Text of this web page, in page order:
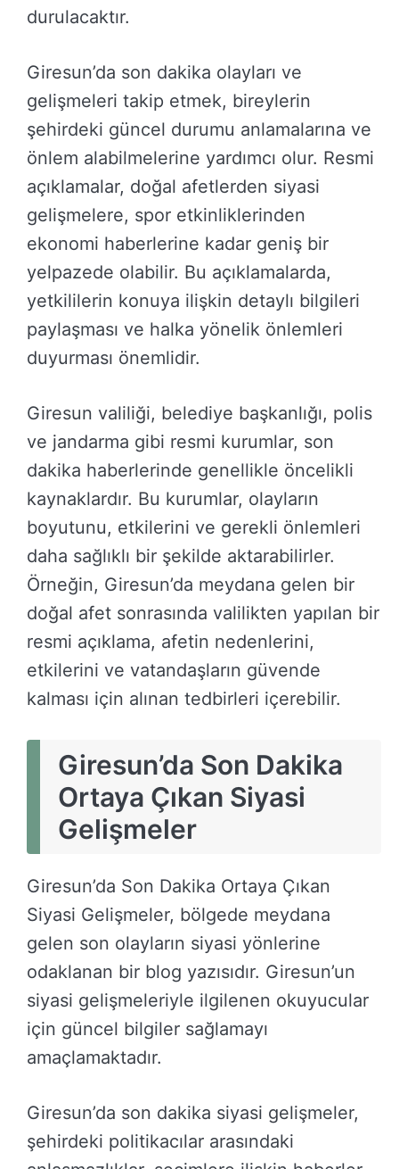
durulacaktır.
Giresun’da son dakika olayları ve
gelişmeleri takip etmek, bireylerin
şehirdeki güncel durumu anlamalarına ve
önlem alabilmelerine yardımcı olur. Resmi
açıklamalar, doğal afetlerden siyasi
gelişmelere, spor etkinliklerinden
ekonomi haberlerine kadar geniş bir
yelpazede olabilir. Bu açıklamalarda,
yetkililerin konuya ilişkin detaylı bilgileri
paylaşması ve halka yönelik önlemleri
duyurması önemlidir.
Giresun valiliği, belediye başkanlığı, polis
ve jandarma gibi resmi kurumlar, son
dakika haberlerinde genellikle öncelikli
kaynaklardır. Bu kurumlar, olayların
boyutunu, etkilerini ve gerekli önlemleri
daha sağlıklı bir şekilde aktarabilirler.
Örneğin, Giresun’da meydana gelen bir
doğal afet sonrasında valilikten yapılan bir
resmi açıklama, afetin nedenlerini,
etkilerini ve vatandaşların güvende
kalması için alınan tedbirleri içerebilir.
Giresun’da Son Dakika
Ortaya Çıkan Siyasi
Gelişmeler
Giresun’da Son Dakika Ortaya Çıkan
Siyasi Gelişmeler, bölgede meydana
gelen son olayların siyasi yönlerine
odaklanan bir blog yazısıdır. Giresun’un
siyasi gelişmeleriyle ilgilenen okuyucular
için güncel bilgiler sağlamayı
amaçlamaktadır.
Giresun’da son dakika siyasi gelişmeler,
şehirdeki politikacılar arasındaki